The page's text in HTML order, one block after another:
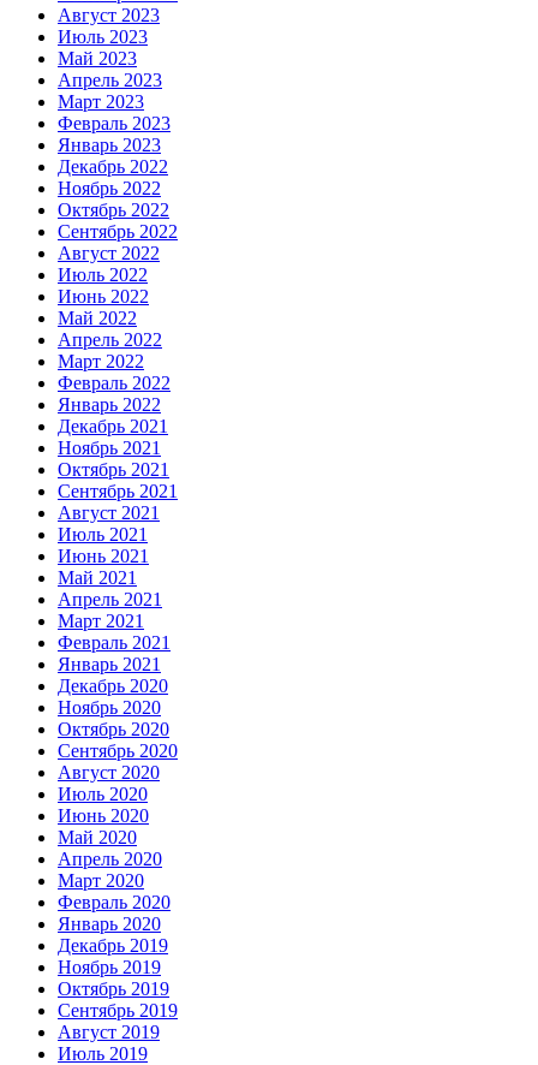
Август 2023
Июль 2023
Май 2023
Апрель 2023
Март 2023
Февраль 2023
Январь 2023
Декабрь 2022
Ноябрь 2022
Октябрь 2022
Сентябрь 2022
Август 2022
Июль 2022
Июнь 2022
Май 2022
Апрель 2022
Март 2022
Февраль 2022
Январь 2022
Декабрь 2021
Ноябрь 2021
Октябрь 2021
Сентябрь 2021
Август 2021
Июль 2021
Июнь 2021
Май 2021
Апрель 2021
Март 2021
Февраль 2021
Январь 2021
Декабрь 2020
Ноябрь 2020
Октябрь 2020
Сентябрь 2020
Август 2020
Июль 2020
Июнь 2020
Май 2020
Апрель 2020
Март 2020
Февраль 2020
Январь 2020
Декабрь 2019
Ноябрь 2019
Октябрь 2019
Сентябрь 2019
Август 2019
Июль 2019